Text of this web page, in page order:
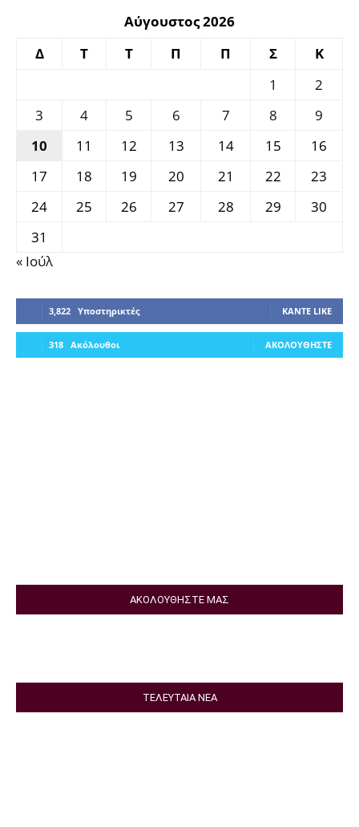
Αύγουστος 2026
Δ
Τ Τ Π Π Σ
Κ
1
2
3
4 5 6 7 8
9
10
11 12 13 14 15
16
17
18 19 20 21 22
23
24
25 26 27 28 29
30
31
« Ιούλ
3,822 Υποστηρικτές ΚΆΝΤΕ LIKE
318 Ακόλουθοι ΑΚΟΛΟΥΘΉΣΤΕ
ΑΚΟΛΟΥΘΗΣΤΕ ΜΑΣ
ΤΕΛΕΥΤΑΙΑ ΝΕΑ